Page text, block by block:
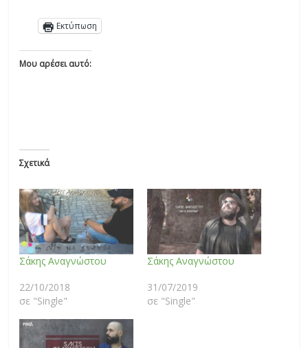
Εκτύπωση
Μου αρέσει αυτό:
Σχετικά
Σάκης Αναγνώστου
22/10/2018
σε "Single"
Σάκης Αναγνώστου
31/07/2019
σε "Single"